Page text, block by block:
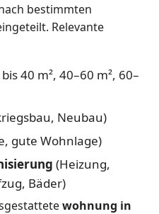
bestimmten
Relevante
40 m², 40–60 m², 60–
Neubau)
gute Wohnlage)
(Heizung,
Bäder)
wohnung in